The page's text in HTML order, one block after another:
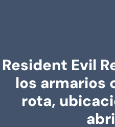
Resident Evil
los armarios
rota,